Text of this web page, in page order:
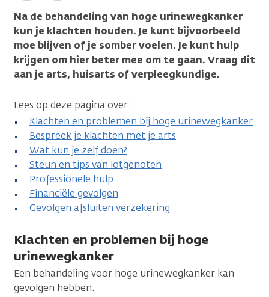
Na de behandeling van hoge urinewegkanker
kun je klachten houden. Je kunt bijvoorbeeld
moe blijven of je somber voelen. Je kunt hulp
krijgen om hier beter mee om te gaan. Vraag dit
aan je arts, huisarts of verpleegkundige.
Lees op deze pagina over:
Klachten en problemen bij hoge urinewegkanker
Bespreek je klachten met je arts
Wat kun je zelf doen?
Steun en tips van lotgenoten
Professionele hulp
Financiële gevolgen
Gevolgen afsluiten verzekering
Klachten en problemen bij hoge
urinewegkanker
Een behandeling voor hoge urinewegkanker kan
gevolgen hebben: